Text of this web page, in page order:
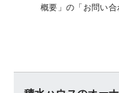
概要」の「お問い合